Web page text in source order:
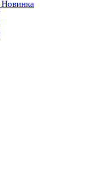
Новинка